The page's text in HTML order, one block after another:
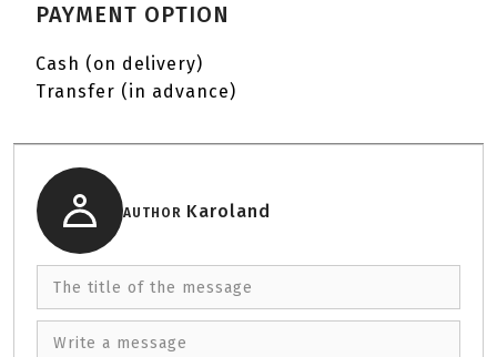
PAYMENT OPTION
Cash (on delivery)
Transfer (in advance)
AUTHOR Karoland
The title of the message
Write a message